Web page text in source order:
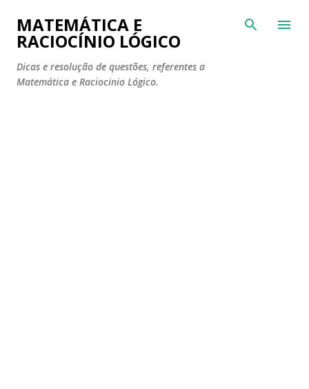
Pular para o conteúdo principal
MATEMÁTICA E
RACIOCÍNIO LÓGICO
Dicas e resolução de questões, referentes a
Matemática e Raciocinio Lógico.